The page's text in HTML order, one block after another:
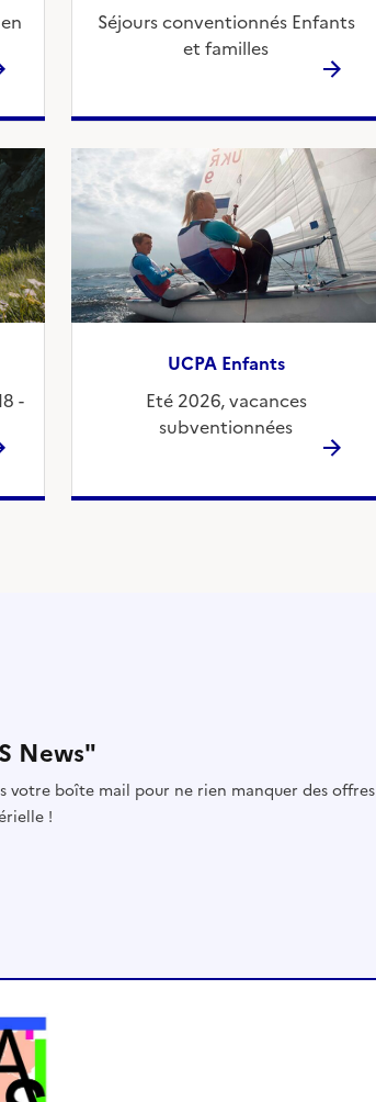
Séjours conventionnés Enfants
et familles
-
UCPA Enfants
Eté 2026, vacances
subventionnées
News"
votre boîte mail pour ne rien manquer des offres
!